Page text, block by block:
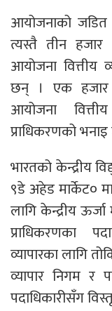
आयोजनाको
त्यस्तै तीन हजार
आयोजना वित्तीय
छन् । एक हजार
आयोजना
प्राधिकरणको
भारतको केन्द्रीय
९डे अहेड मार्केट०
लागि केन्द्रीय ऊर्जा
प्राधिकरणका
व्यापारका लागि
व्यापार निगम र
पदाधिकारीसँग